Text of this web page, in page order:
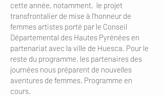
cette année, notamment, le projet
transfrontalier de mise à l'honneur de
femmes artistes porté par le Conseil
Départemental des Hautes Pyrénées en
partenariat avec la ville de Huesca. Pour le
reste du programme, les partenaires des
journées nous préparent de nouvelles
aventures de femmes. Programme en
cours.